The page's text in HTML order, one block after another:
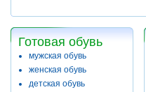
Готовая обувь
мужская обувь
женская обувь
детская обувь